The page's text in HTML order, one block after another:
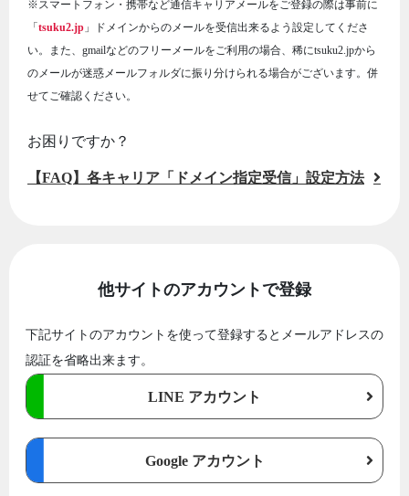
※スマートフォン・携帯など通信キャリアメールをご登録の際は事前に
「 tsuku2.jp 」ドメインからのメールを受信出来るよう設定してくださ
い。また、gmailなどのフリーメールをご利用の場合、稀にtsuku2.jpから
のメールが迷惑メールフォルダに振り分けられる場合がございます。併
せてご確認ください。
お困りですか？
【FAQ】各キャリア「ドメイン指定受信」設定方法
他サイトのアカウントで登録
下記サイトのアカウントを使って登録するとメールアドレスの
認証を省略出来ます。
LINE アカウント
Google アカウント